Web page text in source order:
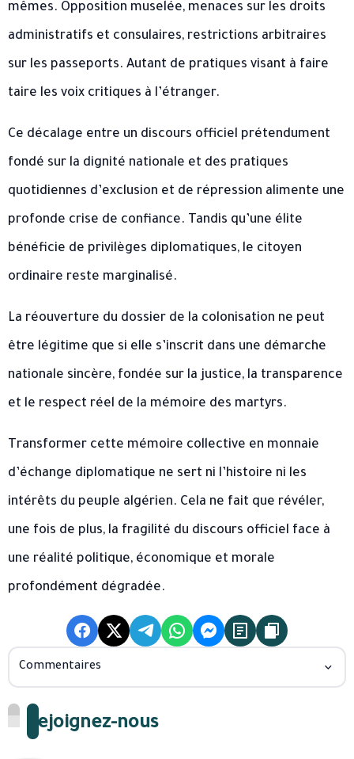
mêmes. Opposition muselée, menaces sur les droits
administratifs et consulaires, restrictions arbitraires
sur les passeports. Autant de pratiques visant à faire
taire les voix critiques à l’étranger.
Ce décalage entre un discours officiel prétendument
fondé sur la dignité nationale et des pratiques
quotidiennes d’exclusion et de répression alimente une
profonde crise de confiance. Tandis qu’une élite
bénéficie de privilèges diplomatiques, le citoyen
ordinaire reste marginalisé.
La réouverture du dossier de la colonisation ne peut
être légitime que si elle s’inscrit dans une démarche
nationale sincère, fondée sur la justice, la transparence
et le respect réel de la mémoire des martyrs.
Transformer cette mémoire collective en monnaie
d’échange diplomatique ne sert ni l’histoire ni les
intérêts du peuple algérien. Cela ne fait que révéler,
une fois de plus, la fragilité du discours officiel face à
une réalité politique, économique et morale
profondément dégradée.
Commentaires
Rejoignez-nous